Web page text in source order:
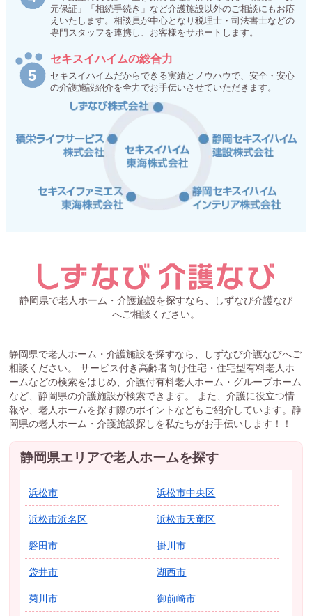
元保証」「相続手続き」など介護施設以外のご相談にもお応
えいたします。相談員が中心となり税理士・司法書士などの
専門スタッフを連携し、お客様をサポートします。
セキスイハイムの総合力
セキスイハイムだからできる実績とノウハウで、安全・安心
の介護施設紹介を全力でお手伝いさせていただきます。
静岡県で老人ホーム・介護施設を探すなら、しずなび介護なび
へご相談ください。
静岡県で老人ホーム・介護施設を探すなら、しずなび介護なびへご
相談ください。 サービス付き高齢者向け住宅・住宅型有料老人ホ
ームなどの検索をはじめ、介護付有料老人ホーム・グループホーム
など、静岡県の介護施設が検索できます。 また、介護に役立つ情
報や、老人ホームを探す際のポイントなどもご紹介しています。静
岡県の老人ホーム・介護施設探しを私たちがお手伝いします！！
静岡県エリアで老人ホームを探す
浜松市 浜松市中央区
浜松市浜名区 浜松市天竜区
磐田市 掛川市
袋井市 湖西市
菊川市 御前崎市